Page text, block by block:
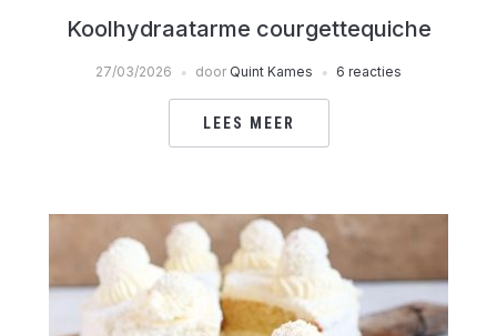
Koolhydraatarme courgettequiche
27/03/2026 door Quint Kames 6 reacties
LEES MEER